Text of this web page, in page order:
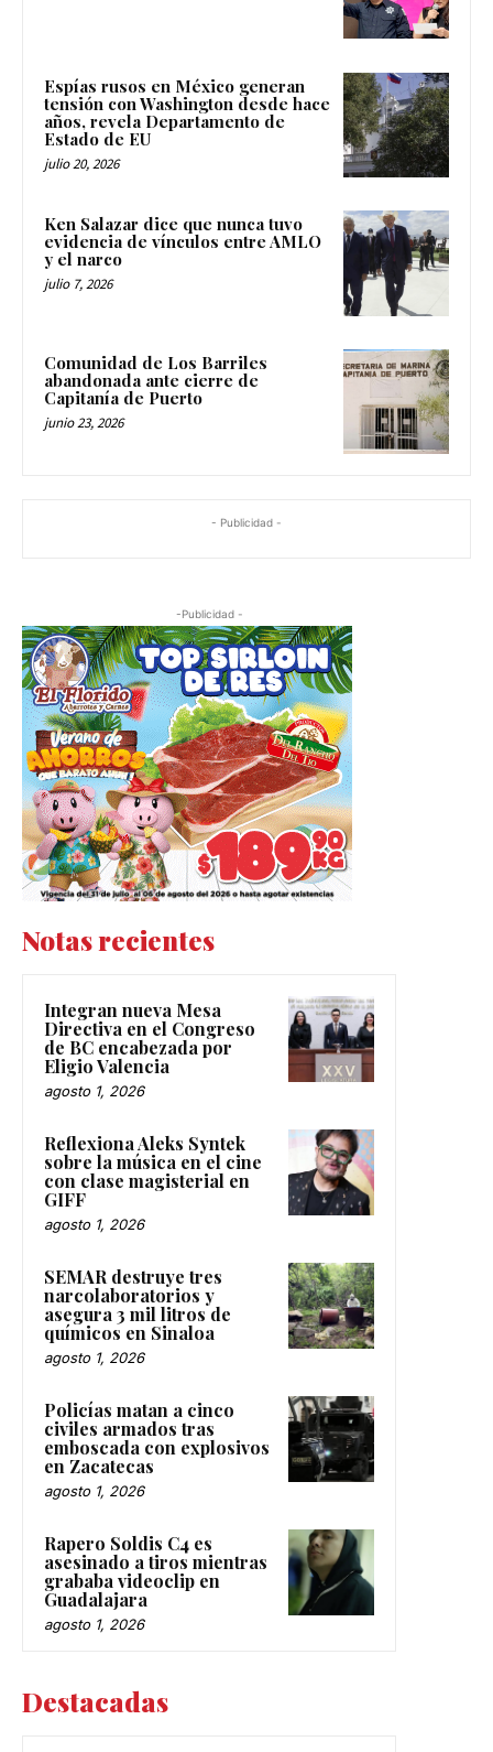
Espías rusos en México generan
tensión con Washington desde hace
años, revela Departamento de
Estado de EU
julio 20, 2026
Ken Salazar dice que nunca tuvo
evidencia de vínculos entre AMLO
y el narco
julio 7, 2026
Comunidad de Los Barriles
abandonada ante cierre de
Capitanía de Puerto
junio 23, 2026
- Publicidad -
-Publicidad -
Notas recientes
Integran nueva Mesa
Directiva en el Congreso
de BC encabezada por
Eligio Valencia
agosto 1, 2026
Reflexiona Aleks Syntek
sobre la música en el cine
con clase magisterial en
GIFF
agosto 1, 2026
SEMAR destruye tres
narcolaboratorios y
asegura 3 mil litros de
químicos en Sinaloa
agosto 1, 2026
Policías matan a cinco
civiles armados tras
emboscada con explosivos
en Zacatecas
agosto 1, 2026
Rapero Soldis C4 es
asesinado a tiros mientras
grababa videoclip en
Guadalajara
agosto 1, 2026
Destacadas